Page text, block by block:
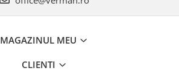
MAGAZINUL MEU
CLIENTI